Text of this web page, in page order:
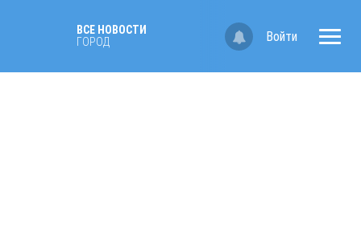
ВСЕ НОВОСТИ
ГОРОД
Войти